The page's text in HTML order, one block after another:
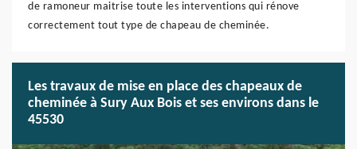
de ramoneur maitrise toute les interventions qui rénove
correctement tout type de chapeau de cheminée.
Les travaux de mise en place des chapeaux de
cheminée à Sury Aux Bois et ses environs dans le
45530